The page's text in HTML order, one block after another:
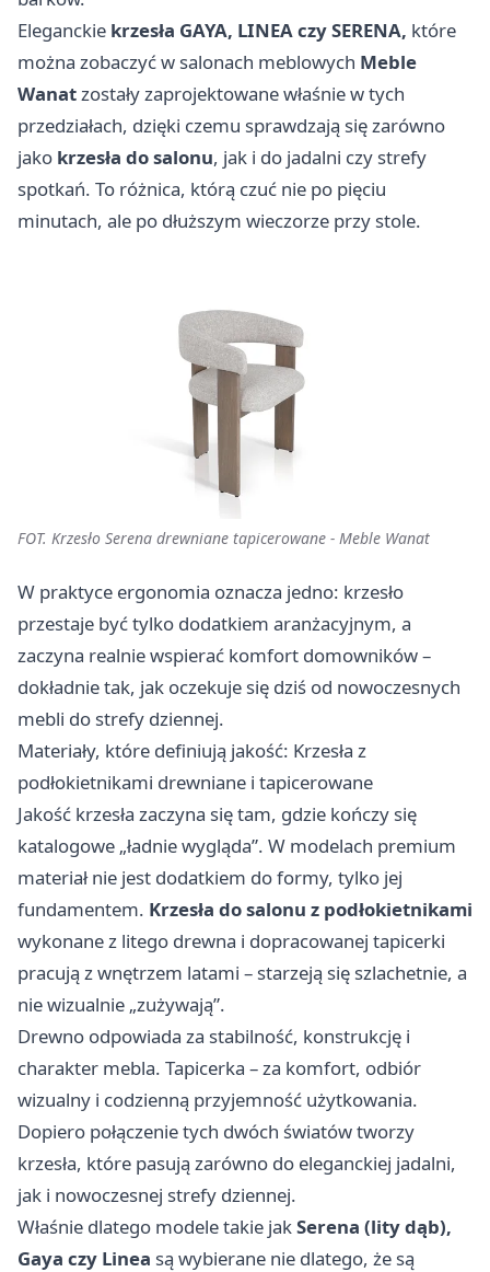
Eleganckie krzesła GAYA, LINEA czy SERENA, które
można zobaczyć w salonach meblowych Meble
Wanatzostały zaprojektowane właśnie w tych
przedziałach, dzięki czemu sprawdzają się zarówno
jako krzesła do salonu, jak i do jadalni czy strefy
spotkań. To różnica, którą czuć nie po pięciu
minutach, ale po dłuższym wieczorze przy stole.
FOT. Krzesło Serena drewniane tapicerowane - Meble Wanat
W praktyce ergonomia oznacza jedno: krzesło
przestaje być tylko dodatkiem aranżacyjnym, a
zaczyna realnie wspierać komfort domowników –
dokładnie tak, jak oczekuje się dziś od nowoczesnych
mebli do strefy dziennej.
Materiały, które definiują jakość: Krzesła z
podłokietnikami drewniane i tapicerowane
Jakość krzesła zaczyna się tam, gdzie kończy się
katalogowe „ładnie wygląda”. W modelach premium
materiał nie jest dodatkiem do formy, tylko jej
fundamentem. Krzesła do salonu z podłokietnikami
wykonane z litego drewna i dopracowanej tapicerki
pracują z wnętrzem latami – starzeją się szlachetnie, a
nie wizualnie „zużywają”.
Drewno odpowiada za stabilność, konstrukcję i
charakter mebla. Tapicerka – za komfort, odbiór
wizualny i codzienną przyjemność użytkowania.
Dopiero połączenie tych dwóch światów tworzy
krzesła, które pasują zarówno do eleganckiej jadalni,
jak i nowoczesnej strefy dziennej.
Właśnie dlatego modele takie jakSerena (lity dąb),
Gaya czy Linea są wybierane nie dlatego, że są